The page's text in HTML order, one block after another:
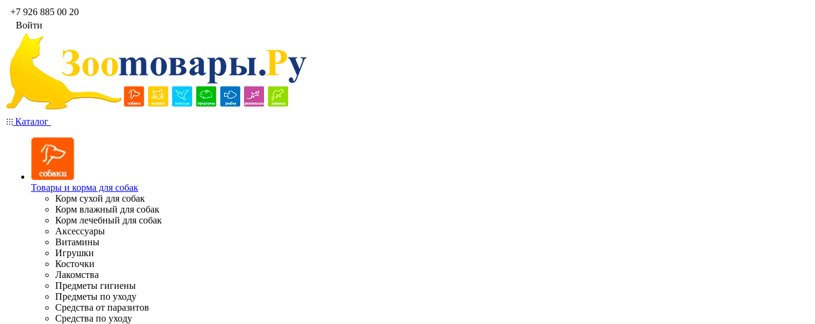
+7 926 885 00 20
Войти
Каталог
Товары и корма для собак
Корм сухой для собак
Корм влажный для собак
Корм лечебный для собак
Аксессуары
Витамины
Игрушки
Косточки
Лакомства
Предметы гигиены
Предметы по уходу
Средства от паразитов
Средства по уходу